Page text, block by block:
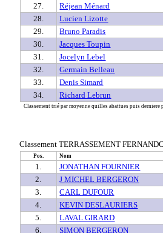
27.
Réjean Ménard
28.
Lucien Lizotte
29.
Bruno Paradis
30.
Jacques Toupin
31.
Jocelyn Lebel
32.
Germain Belleau
33.
Denis Simard
34.
Richard Lebrun
Classement trié par moyenne quilles abattues puis
Classement TERRASSEMENT
Pos. Nom
1.
JONATHAN FOURNIER
2.
J MICHEL BERGERON
3.
CARL DUFOUR
4.
KEVIN DESLAURIERS
5.
LAVAL GIRARD
6.
SIMON BERGERON